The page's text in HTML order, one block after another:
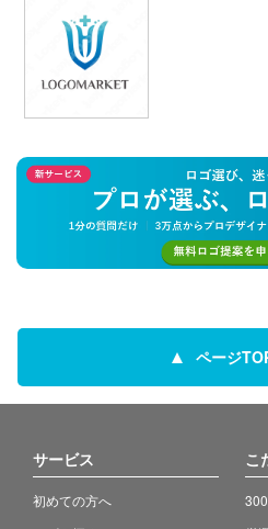
ページ
サービス
初めての方へ
こ